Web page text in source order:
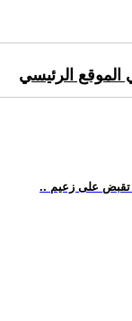
الموقع الرئيسي
تقبض على زعيم